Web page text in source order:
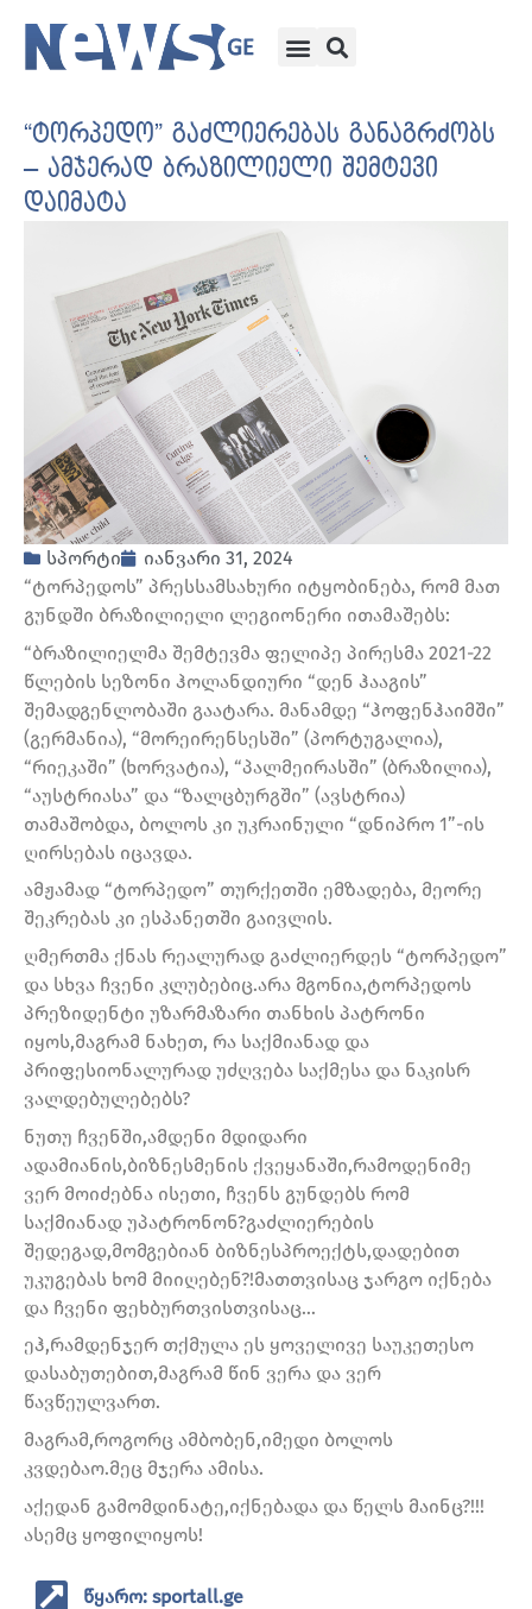
“ტორპედო” გაძლიერებას განაგრძობს
– ამჯერად ბრაზილიელი შემტევი
დაიმატა
სპორტი
იანვარი 31, 2024
“ტორპედოს” პრესსამსახური იტყობინება, რომ მათ
გუნდში ბრაზილიელი ლეგიონერი ითამაშებს:
“ბრაზილიელმა შემტევმა ფელიპე პირესმა 2021-22
წლების სეზონი ჰოლანდიური “დენ ჰააგის”
შემადგენლობაში გაატარა. მანამდე “ჰოფენჰაიმში”
(გერმანია), “მორეირენსესში” (პორტუგალია),
“რიეკაში” (ხორვატია), “პალმეირასში” (ბრაზილია),
“აუსტრიასა” და “ზალცბურგში” (ავსტრია)
თამაშობდა, ბოლოს კი უკრაინული “დნიპრო 1”-ის
ღირსებას იცავდა.
ამჟამად “ტორპედო” თურქეთში ემზადება, მეორე
შეკრებას კი ესპანეთში გაივლის.
ღმერთმა ქნას რეალურად გაძლიერდეს “ტორპედო”
და სხვა ჩვენი კლუბებიც.არა მგონია,ტორპედოს
პრეზიდენტი უზარმაზარი თანხის პატრონი
იყოს,მაგრამ ნახეთ, რა საქმიანად და
პრიფესიონალურად უძღვება საქმესა და ნაკისრ
ვალდებულებებს?
ნუთუ ჩვენში,ამდენი მდიდარი
ადამიანის,ბიზნესმენის ქვეყანაში,რამოდენიმე
ვერ მოიძებნა ისეთი, ჩვენს გუნდებს რომ
საქმიანად უპატრონონ?გაძლიერების
შედეგად,მომგებიან ბიზნესპროექტს,დადებით
უკუგებას ხომ მიიღებენ?!მათთვისაც ჯარგო იქნება
და ჩვენი ფეხბურთვისთვისაც…
ეჰ,რამდენჯერ თქმულა ეს ყოველივე საუკეთესო
დასაბუთებით,მაგრამ წინ ვერა და ვერ
წავწეულვართ.
მაგრამ,როგორც ამბობენ,იმედი ბოლოს
კვდებაო.მეც მჯერა ამისა.
აქედან გამომდინატე,იქნებადა და წელს მაინც?!!!
ასემც ყოფილიყოს!
წყარო: sportall.ge